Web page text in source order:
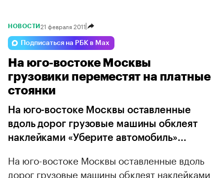
Haval Omoda
Voyah Geely Jaecoo
НОВОСТИ 21 февраля 2011
Подписаться на РБК в Max
На юго-востоке Москвы
грузовики переместят на платные
стоянки
На юго-востоке Москвы оставленные
вдоль дорог грузовые машины обклеят
наклейками «Уберите автомобиль»...
На юго-востоке Москвы оставленные вдоль
дорог грузовые машины обклеят наклейками